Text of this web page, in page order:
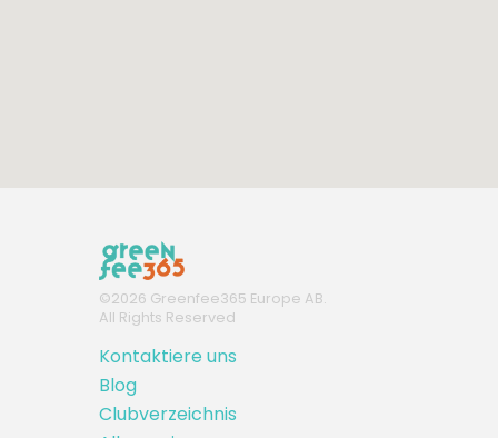
©2026 Greenfee365 Europe AB.
All Rights Reserved
Kontaktiere uns
Blog
Clubverzeichnis